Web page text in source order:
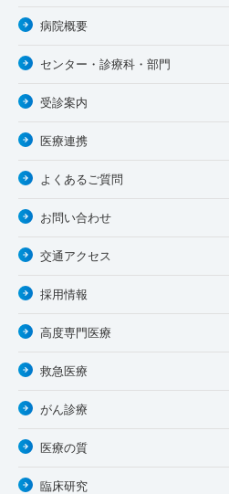
病院概要
センター・診療科・部門
受診案内
医療連携
よくあるご質問
お問い合わせ
交通アクセス
採用情報
高度専門医療
救急医療
がん診療
医療の質
臨床研究